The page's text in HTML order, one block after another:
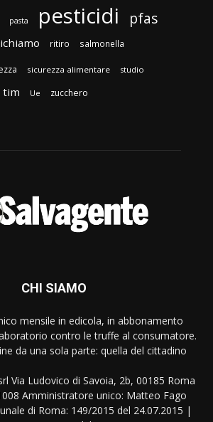
pasta pesticidi pfas
ritiro salmonella
sicurezza alimentare studio
tim Ue zucchero
CHI SIAMO
mensile in edicola, in abbonamento
contro le truffe al consumatore.
da una sola parte: quella del cittadino
Via Ludovico di Savoia, 2b, 00185 Roma
Amministratore unico: Matteo Fago
di Roma: 149/2015 del 24.07.2015 |